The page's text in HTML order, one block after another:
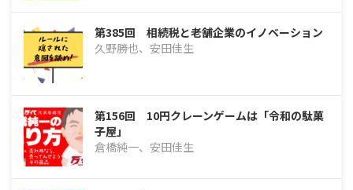
第385回 相続税と老舗企業のイノベーション
久野勝也、安田佳生
第156回 10円クレーンゲームは「令和の駄菓
子屋」
倉橋純一、安田佳生